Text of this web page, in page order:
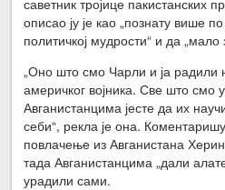
описао ју је као „познату више
политичкој мудрости“ и да
„Оно што смо Чарли и ја радили
америчког војника. Све што смо
Авганистанцима јесте да их
себи“, рекла је она.
повлачење из Авганистана
тада Авганистанцима „дали
урадили сами.